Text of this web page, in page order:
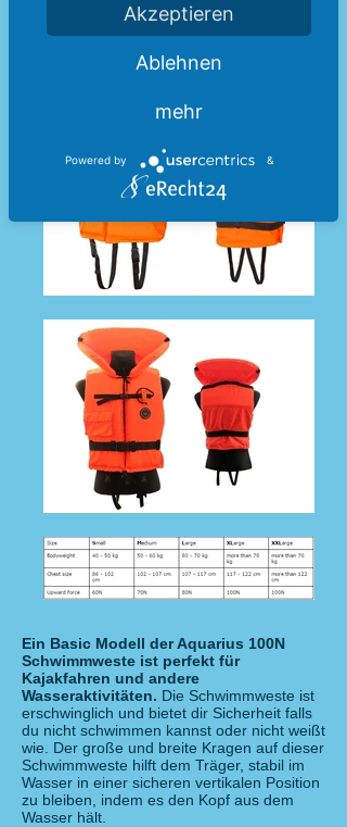
Ein Basic Modell der Aquarius 100N
Schwimmweste ist perfekt für
Kajakfahren und andere
Wasseraktivitäten. Die Schwimmweste ist
erschwinglich und bietet dir Sicherheit falls
du nicht schwimmen kannst oder nicht weißt
wie. Der große und breite Kragen auf dieser
Schwimmweste hilft dem Träger, stabil im
Wasser in einer sicheren vertikalen Position
zu bleiben, indem es den Kopf aus dem
Wasser hält.
Akzeptieren
Ablehnen
mehr
Powered by &